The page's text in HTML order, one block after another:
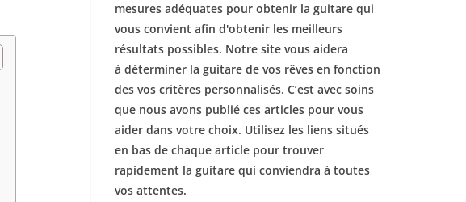
mesures adéquates pour obtenir la guitare qui
vous convient afin d'obtenir les meilleurs
résultats possibles. Notre site vous aidera
à déterminer la guitare de vos rêves en fonction
des vos critères personnalisés. C’est avec soins
que nous avons publié ces articles pour vous
aider dans votre choix. Utilisez les liens situés
en bas de chaque article pour trouver
rapidement la guitare qui conviendra à toutes
vos attentes.